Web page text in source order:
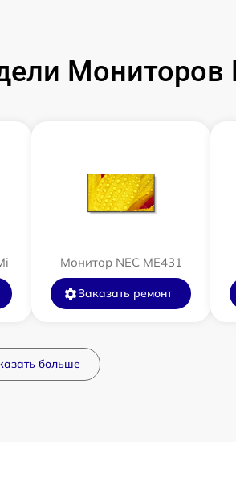
Мониторов
Монитор NEC ME431
Заказать ремонт
больше